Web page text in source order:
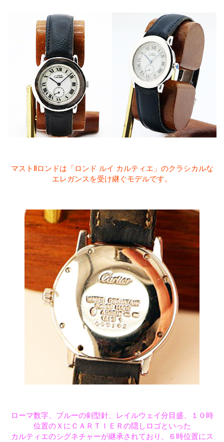
マストⅡロンドは「ロンド ルイ カルティエ」のクラシカルな
エレガンスを受け継ぐモデルです。
ローマ数字、ブルーの剣型針、レイルウェイ分目盛、１０時
位置のＸにＣＡＲＴＩＥＲの隠しロゴといった
カルティエのシグネチャーが継承されており、６時位置にス